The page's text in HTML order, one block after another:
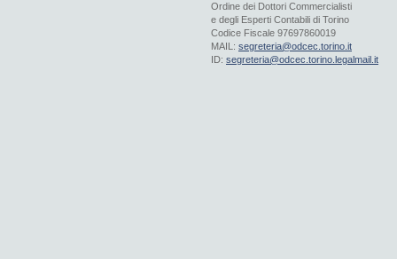
Ordine dei Dottori Commercialisti
e degli Esperti Contabili di Torino
Codice Fiscale 97697860019
MAIL: segreteria@odcec.torino.it
ID: segreteria@odcec.torino.legalmail.it